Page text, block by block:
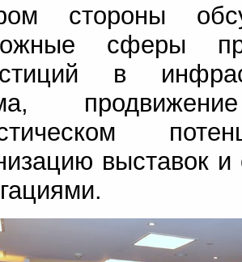
стороны
сферы
в
выставок